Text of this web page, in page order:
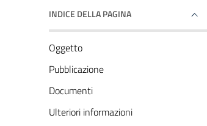
INDICE DELLA PAGINA
Oggetto
Pubblicazione
Documenti
Ulteriori informazioni